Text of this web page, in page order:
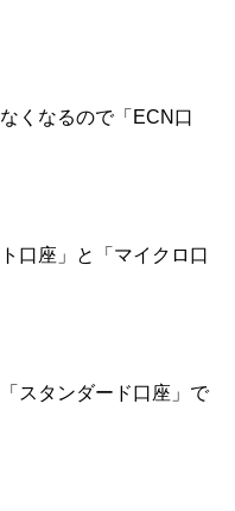
くなるので「ECN口
口座」と「マイクロ口
スタンダード口座」で